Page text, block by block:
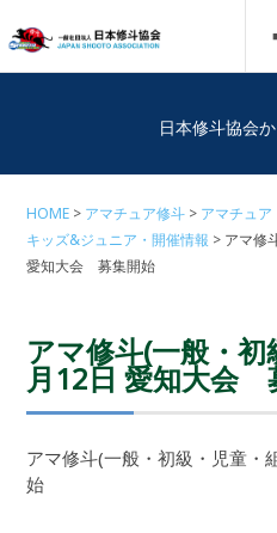
日本修斗協会
HOME アマチュア修斗 アマチュア
キッズ&ジュニア・開催情報
アマ修
愛知大会 募集開始
アマ修斗(一般・
月12日 愛知大会
アマ修斗(一般・初級・児童・
始